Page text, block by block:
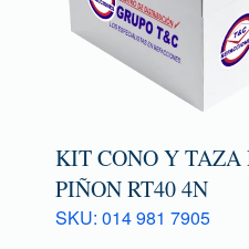
KIT CONO Y TAZA
PIÑON RT40 4N
SKU: 014 981 7905